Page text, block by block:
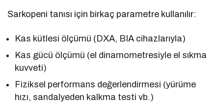
Sarkopeni tanısı için birkaç parametre kullanılır:
Kas kütlesi ölçümü (DXA, BIA cihazlarıyla)
Kas gücü ölçümü (el dinamometresiyle el sıkma
kuvveti)
Fiziksel performans değerlendirmesi (yürüme
hızı, sandalyeden kalkma testi vb.)